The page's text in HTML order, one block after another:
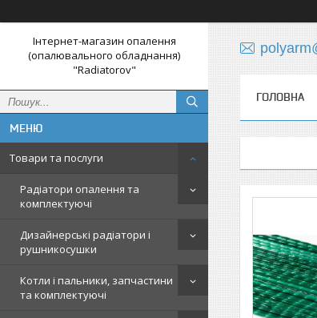
Інтернет-магазин опалення
(опалювального обладнання)
"Radiatorov"
Товари та послуги
Радіатори опалення та
комплектуючі
Дизайнерські радіатори і
рушникосушки
Котли і пальники, запчастини
та комплектуючі
ГОЛОВНА